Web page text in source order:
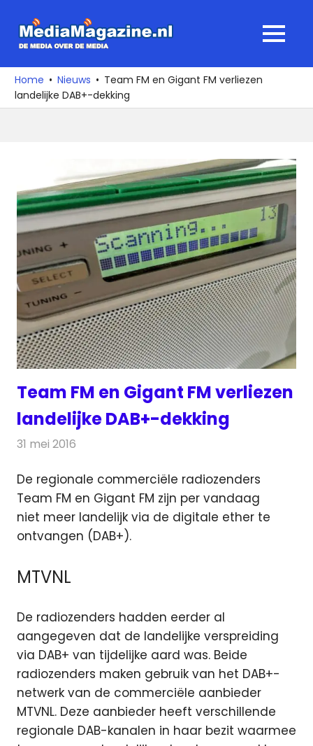
naar
media
over
de
MENU
Home Nieuws
Team FM en Gigant FM verliezen
landelijke DAB+-dekking
Team FM en Gigant FM verliezen
landelijke DAB+-dekking
31 mei 2016
De regionale commerciële radiozenders
Team FM en Gigant FM zijn per vandaag
niet meer landelijk via de digitale ether te
ontvangen (DAB+).
MTVNL
De radiozenders hadden eerder al
aangegeven dat de landelijke verspreiding
via DAB+ van tijdelijke aard was. Beide
radiozenders maken gebruik van het DAB+-
netwerk van de commerciële aanbieder
MTVNL. Deze aanbieder heeft verschillende
regionale DAB-kanalen in haar bezit waarmee